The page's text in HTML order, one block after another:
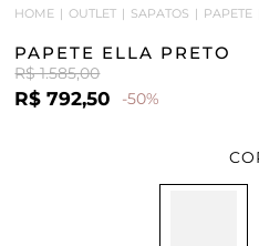
HOME OUTLET SAPATOS PAPETE
PAPETE ELLA PRETO
R$ 1.585,00
R$ 792,50 -50%